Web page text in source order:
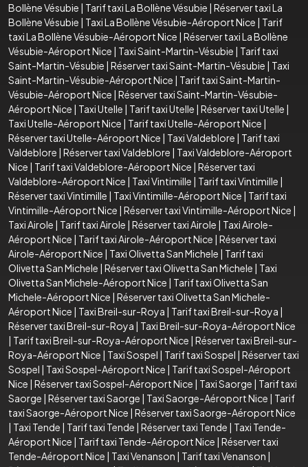
Bollène Vésubie | Tarif taxi La Bollène Vésubie | Réserver taxi La
Bollène Vésubie | Taxi La Bollène Vésubie-Aéroport Nice | Tarif
taxi La Bollène Vésubie-Aéroport Nice | Réserver taxi La Bollène
Vésubie-Aéroport Nice | Taxi Saint-Martin-Vésubie | Tarif taxi
Saint-Martin-Vésubie | Réserver taxi Saint-Martin-Vésubie | Taxi
Saint-Martin-Vésubie-Aéroport Nice | Tarif taxi Saint-Martin-
Vésubie-Aéroport Nice | Réserver taxi Saint-Martin-Vésubie-
Aéroport Nice | Taxi Utelle | Tarif taxi Utelle | Réserver taxi Utelle |
Taxi Utelle-Aéroport Nice | Tarif taxi Utelle-Aéroport Nice |
Réserver taxi Utelle-Aéroport Nice | Taxi Valdeblore | Tarif taxi
Valdeblore | Réserver taxi Valdeblore | Taxi Valdeblore-Aéroport
Nice | Tarif taxi Valdeblore-Aéroport Nice | Réserver taxi
Valdeblore-Aéroport Nice | Taxi Vintimille | Tarif taxi Vintimille |
Réserver taxi Vintimille | Taxi Vintimille-Aéroport Nice | Tarif taxi
Vintimille-Aéroport Nice | Réserver taxi Vintimille-Aéroport Nice |
Taxi Airole | Tarif taxi Airole | Réserver taxi Airole | Taxi Airole-
Aéroport Nice | Tarif taxi Airole-Aéroport Nice | Réserver taxi
Airole-Aéroport Nice | Taxi Olivetta San Michele | Tarif taxi
Olivetta San Michele | Réserver taxi Olivetta San Michele | Taxi
Olivetta San Michele-Aéroport Nice | Tarif taxi Olivetta San
Michele-Aéroport Nice | Réserver taxi Olivetta San Michele-
Aéroport Nice | Taxi Breil-sur-Roya | Tarif taxi Breil-sur-Roya |
Réserver taxi Breil-sur-Roya | Taxi Breil-sur-Roya-Aéroport Nice
| Tarif taxi Breil-sur-Roya-Aéroport Nice | Réserver taxi Breil-sur-
Roya-Aéroport Nice | Taxi Sospel | Tarif taxi Sospel | Réserver taxi
Sospel | Taxi Sospel-Aéroport Nice | Tarif taxi Sospel-Aéroport
Nice | Réserver taxi Sospel-Aéroport Nice | Taxi Saorge | Tarif taxi
Saorge | Réserver taxi Saorge | Taxi Saorge-Aéroport Nice | Tarif
taxi Saorge-Aéroport Nice | Réserver taxi Saorge-Aéroport Nice
| Taxi Tende | Tarif taxi Tende | Réserver taxi Tende | Taxi Tende-
Aéroport Nice | Tarif taxi Tende-Aéroport Nice | Réserver taxi
Tende-Aéroport Nice | Taxi Venanson | Tarif taxi Venanson |